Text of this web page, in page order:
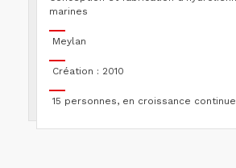
marines
Meylan
Création : 2010
15 personnes, en croissance continue